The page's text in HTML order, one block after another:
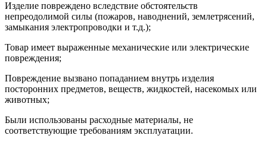
Изделие повреждено вследствие обстоятельств
непреодолимой силы (пожаров, наводнений, землетрясений,
замыкания электропроводки и т.д.);
Товар имеет выраженные механические или электрические
повреждения;
Повреждение вызвано попаданием внутрь изделия
посторонних предметов, веществ, жидкостей, насекомых или
животных;
Были использованы расходные материалы, не
соответствующие требованиям эксплуатации.